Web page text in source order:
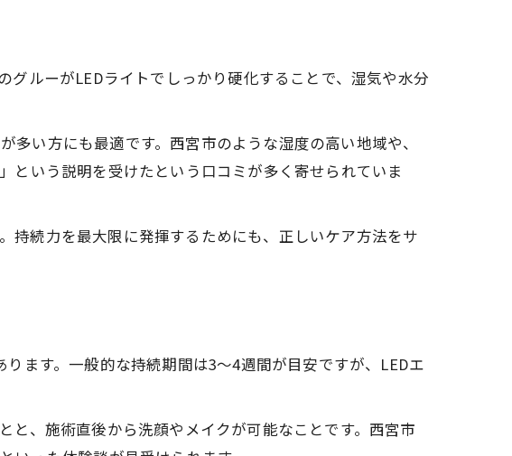
ルーがLEDライトでしっかり硬化することで、湿気や水分
い方にも最適です。西宮市のような湿度の高い地域や、
という説明を受けたという口コミが多く寄せられていま
持続力を最大限に発揮するためにも、正しいケア方法をサ
ます。一般的な持続期間は3〜4週間が目安ですが、LEDエ
、施術直後から洗顔やメイクが可能なことです。西宮市